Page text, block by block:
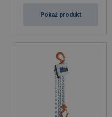
Pokaż produkt